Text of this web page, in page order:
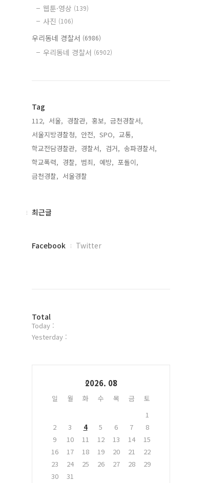
웹툰·영상 (139)
사진 (106)
우리동네 경찰서 (6986)
우리동네 경찰서 (6902)
Tag
112, 서울, 경찰관, 홍보, 금천경찰서,
서울지방경찰청, 안전, SPO, 교통,
학교전담경찰관, 경찰서, 검거, 송파경찰서,
학교폭력, 경찰, 범죄, 예방, 포돌이,
금천경찰, 서울경찰,
최
최근글
페
플
러
그
Facebook Twitter
방
문
자
Total
Today :
Yesterday :
2026. 08
일 월 화 수 목 금
토
1
2
3 4 5 6 7
8
9
10 11 12 13 14
15
16
17 18 19 20 21
22
23
24 25 26 27 28
29
30
31